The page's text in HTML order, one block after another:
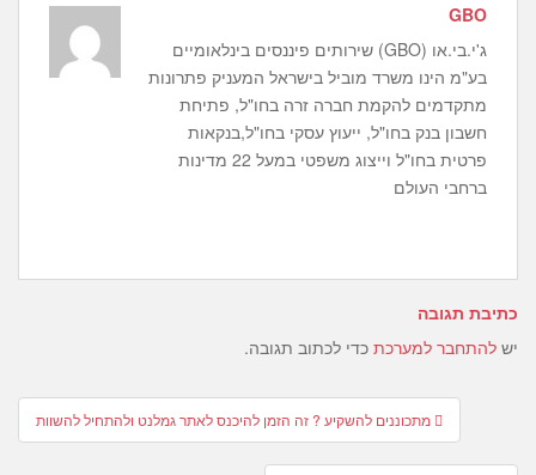
GBO
ג'י.בי.או (GBO) שירותים פיננסים בינלאומיים
בע"מ הינו משרד מוביל בישראל המעניק פתרונות
מתקדמים להקמת חברה זרה בחו"ל, פתיחת
חשבון בנק בחו"ל, ייעוץ עסקי בחו"ל,בנקאות
פרטית בחו"ל וייצוג משפטי במעל 22 מדינות
ברחבי העולם
כתיבת תגובה
יש להתחבר למערכת כדי לכתוב תגובה.
Post
navigation
מתכוננים להשקיע ? זה הזמן להיכנס לאתר גמלנט ולהתחיל להשוות